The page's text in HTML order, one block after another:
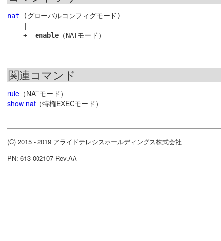
nat (グローバルコンフィグモード)
    +-
enable
関連コマンド
rule （NATモード）
show nat （特権EXECモード）
(C) 2015 - 2019 アライドテレシスホールディングス株式会社
PN: 613-002107 Rev.AA